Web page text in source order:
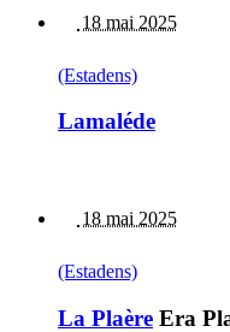
18 mai 2025
(Estadens)
Lamaléde
18 mai 2025
(Estadens)
La Plaère Era